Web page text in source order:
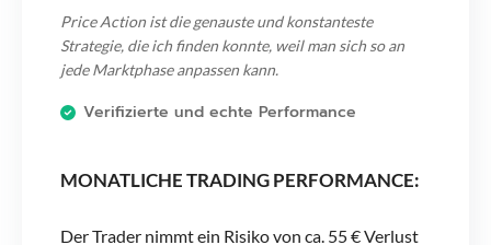
Price Action ist die genauste und konstanteste
Strategie, die ich finden konnte, weil man sich so an
jede Marktphase anpassen kann.
Verifizierte und echte Performance
MONATLICHE TRADING PERFORMANCE:
Der Trader nimmt ein Risiko von ca. 55 € Verlust